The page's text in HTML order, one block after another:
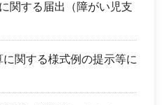
関する届出（障がい児支
関する様式例の提示等に